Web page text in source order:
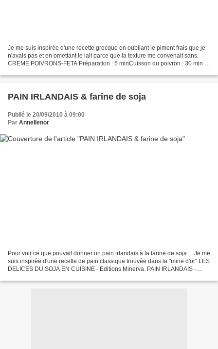
Je me suis inspirée d'une recette grecque en oubliant le piment frais que je
n'avais pas et en omettant le lait parce que la texture me convenait sans.
CREME POIVRONS-FETA Préparation : 5 minCuisson du poivron : 30 min 1
PAIN IRLANDAIS & farine de soja
Publié le 20/09/2010 à 09:00
Par Annellenor
Pour voir ce que pouvait donner un pain irlandais à la farine de soja ... Je me
suis inspirée d'une recette de pain classique trouvée dans la "mine d'or" LES
DELICES DU SOJA EN CUISINE - Editions Minerva. PAIN IRLANDAIS -